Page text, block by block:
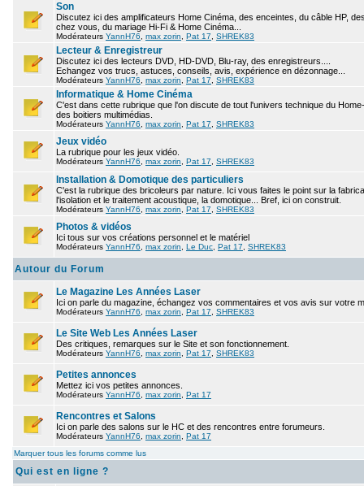
Son
Discutez ici des amplificateurs Home Cinéma, des enceintes, du câble HP,
chez vous, du mariage Hi-Fi & Home Cinéma...
Modérateurs YannH76 max zorin Pat 17 SHREK83
Lecteur & Enregistreur
Discutez ici des lecteurs DVD, HD-DVD, Blu-ray, des enregistreurs....
Echangez vos trucs, astuces, conseils, avis, expérience en dézonnage...
Modérateurs YannH76 max zorin Pat 17 SHREK83
Informatique & Home Cinéma
C'est dans cette rubrique que l'on discute de tout l'univers technique du
des boitiers multimédias.
Modérateurs YannH76 max zorin Pat 17 SHREK83
Jeux vidéo
La rubrique pour les jeux vidéo.
Modérateurs YannH76 max zorin Pat 17 SHREK83
Installation & Domotique des particuliers
C'est la rubrique des bricoleurs par nature. Ici vous faites le point sur la
l'isolation et le traitement acoustique, la domotique... Bref, ici on construit.
Modérateurs YannH76 max zorin Pat 17 SHREK83
Photos & vidéos
Ici tous sur vos créations personnel et le matériel
Modérateurs YannH76 max zorin Le Duc Pat 17 SHREK83
Autour du Forum
Le Magazine Les Années Laser
Ici on parle du magazine, échangez vos commentaires et vos avis sur votre
Modérateurs YannH76 max zorin Pat 17 SHREK83
Le Site Web Les Années Laser
Des critiques, remarques sur le Site et son fonctionnement.
Modérateurs YannH76 max zorin Pat 17 SHREK83
Petites annonces
Mettez ici vos petites annonces.
Modérateurs YannH76 max zorin Pat 17
Rencontres et Salons
Ici on parle des salons sur le HC et des rencontres entre forumeurs.
Modérateurs YannH76 max zorin
Pat 17
Marquer tous les forums comme lus
Qui est en ligne ?